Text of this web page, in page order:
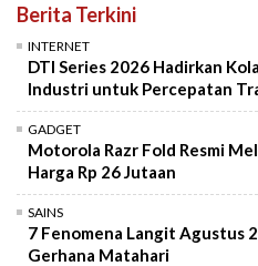
Berita Terkini
INTERNET
DTI Series 2026 Hadirkan
Industri untuk Percepatan
GADGET
Motorola Razr Fold Resmi
Harga Rp 26 Jutaan
SAINS
7 Fenomena Langit Agustus
Gerhana Matahari